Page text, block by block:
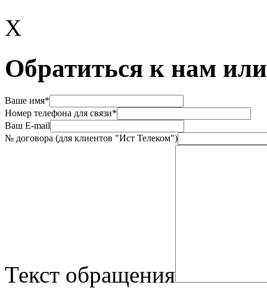
X
Обратиться к нам или
Ваше имя*
Номер телефона для связи*
Ваш E-mail
№ договора (для клиентов "Ист Телеком")
Текст обращения